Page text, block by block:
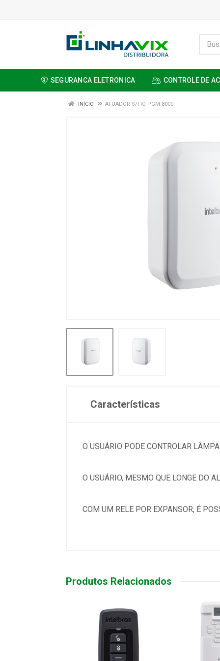
SEGURANCA ELETRONICA CONTROLE DE
INÍCIO ATUADOR S/FIO PGM 8000
Características
O USUÁRIO PODE CONTROLAR
O USUÁRIO, MESMO QUE LONGE DO
COM UM RELE POR EXPANSOR, É
Produtos Relacionados